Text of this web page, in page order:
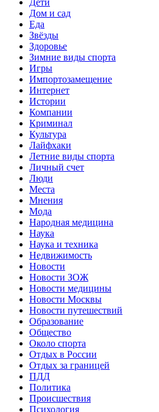
Дом и сад
Еда
Звёзды
Здоровье
Зимние виды спорта
Игры
Импортозамещение
Интернет
Истории
Компании
Криминал
Культура
Лайфхаки
Летние виды спорта
Личный счет
Люди
Места
Мнения
Мода
Народная медицина
Наука
Наука и техника
Недвижимость
Новости
Новости ЗОЖ
Новости медицины
Новости Москвы
Новости путешествий
Образование
Общество
Около спорта
Отдых в России
Отдых за границей
ПДД
Политика
Происшествия
Психология